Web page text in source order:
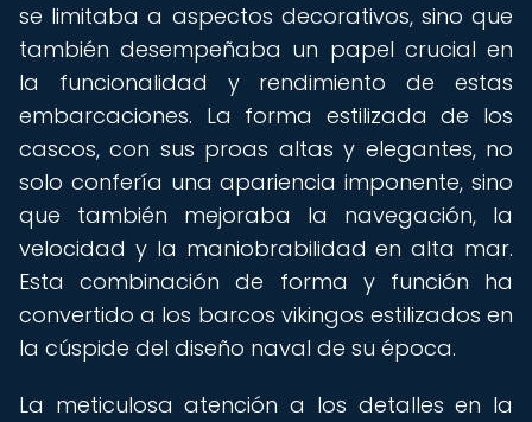
se limitaba a aspectos decorativos, sino que
también desempeñaba un papel crucial en
la funcionalidad y rendimiento de estas
embarcaciones. La forma estilizada de los
cascos, con sus proas altas y elegantes, no
solo confería una apariencia imponente, sino
que también mejoraba la navegación, la
velocidad y la maniobrabilidad en alta mar.
Esta combinación de forma y función ha
convertido a los barcos vikingos estilizados en
la cúspide del diseño naval de su época.
La meticulosa atención a los detalles en la